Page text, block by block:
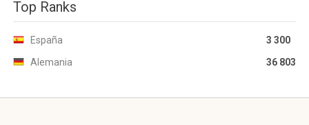
Top Ranks
España
3 300
Alemania
36 803